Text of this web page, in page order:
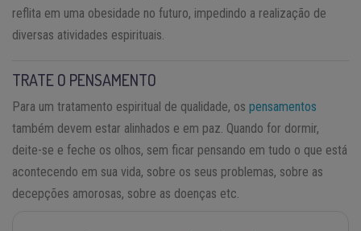
reflita em uma obesidade no futuro, impedindo a realização de
diversas atividades espirituais.
TRATE O PENSAMENTO
Para um tratamento espiritual de qualidade, os pensamentos
também devem estar alinhados e em paz. Quando for dormir,
deite-se e feche os olhos, sem ficar pensando em tudo o que está
acontecendo em sua vida, sobre os seus problemas, sobre as
decepções amorosas, sobre as doenças etc.